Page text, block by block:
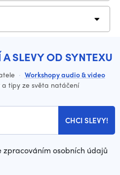
SLEVY OD SYNTEXU
· Workshopy audio & video
a tipy ze světa natáčení
CHCI SLEVY!
zpracováním osobních údajů